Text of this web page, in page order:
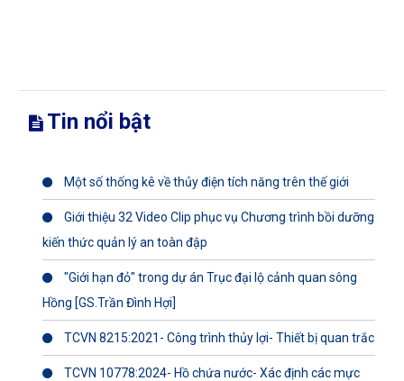
Tin nổi bật
Một số thống kê về thủy điện tích năng trên thế giới
Giới thiệu 32 Video Clip phục vụ Chương trình bồi dưỡng
kiến thức quản lý an toàn đập
"Giới hạn đỏ" trong dự án Trục đại lộ cảnh quan sông
Hồng [GS.Trần Đình Hợi]
TCVN 8215:2021- Công trình thủy lợi- Thiết bị quan trắc
TCVN 10778:2024- Hồ chứa nước- Xác định các mực